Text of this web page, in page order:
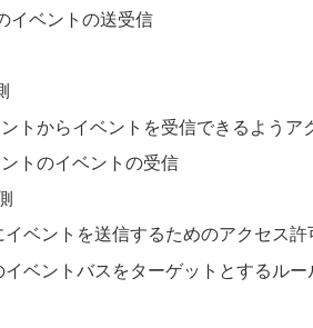
イベントの送受信
トからイベントを受信できるようア
トのイベントの受信
ベントを送信するためのアクセス許
ベントバスをターゲットとするルー